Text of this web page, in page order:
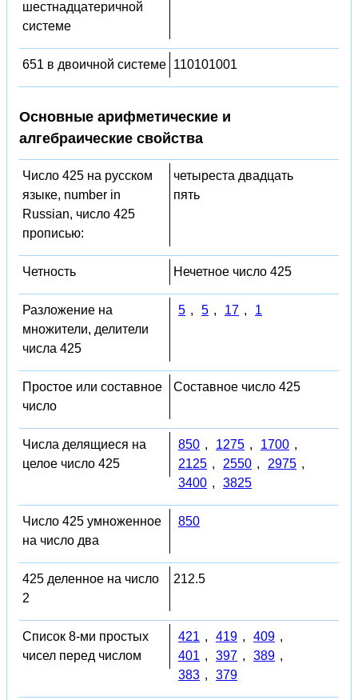
шестнадцатеричной
системе
651 в двоичной системе 110101001
Основные арифметические и
алгебраические свойства
Число 425 на русском
языке, number in
Russian, число 425
прописью:
четыреста двадцать
пять
Четность Нечетное число 425
Разложение на
множители, делители
числа 425
5 , 5 , 17 , 1
Простое или составное
число
Составное число 425
Числа делящиеся на
целое число 425
850 , 1275 , 1700 ,
2125 , 2550 , 2975 ,
3400 , 3825
Число 425 умноженное
на число два
850
425 деленное на число
2
212.5
Список 8-ми простых
чисел перед числом
421 , 419 , 409 ,
401 , 397 , 389 ,
383 , 379